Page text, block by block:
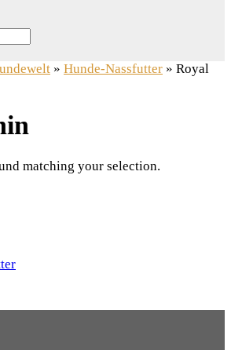
» Hunde-Nassfutter » Royal
matching your selection.